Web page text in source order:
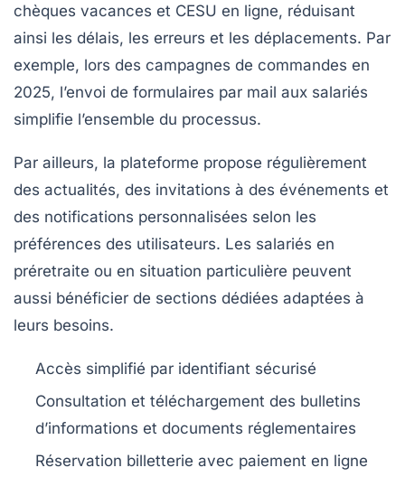
chèques vacances et CESU en ligne, réduisant
ainsi les délais, les erreurs et les déplacements. Par
exemple, lors des campagnes de commandes en
2025, l’envoi de formulaires par mail aux salariés
simplifie l’ensemble du processus.
Par ailleurs, la plateforme propose régulièrement
des actualités, des invitations à des événements et
des notifications personnalisées selon les
préférences des utilisateurs. Les salariés en
préretraite ou en situation particulière peuvent
aussi bénéficier de sections dédiées adaptées à
leurs besoins.
Accès simplifié par identifiant sécurisé
Consultation et téléchargement des bulletins
d’informations et documents réglementaires
Réservation billetterie avec paiement en ligne